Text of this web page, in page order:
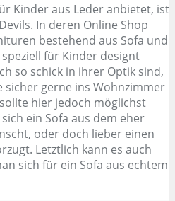
Kinder aus Leder anbietet, ist
In deren Online Shop
bestehend aus Sofa und
für Kinder designt
so schick in ihrer Optik sind,
sicher gerne ins Wohnzimmer
hier jedoch möglichst
ein Sofa aus dem eher
oder doch lieber einen
Letztlich kann es auch
sich für ein Sofa aus echtem